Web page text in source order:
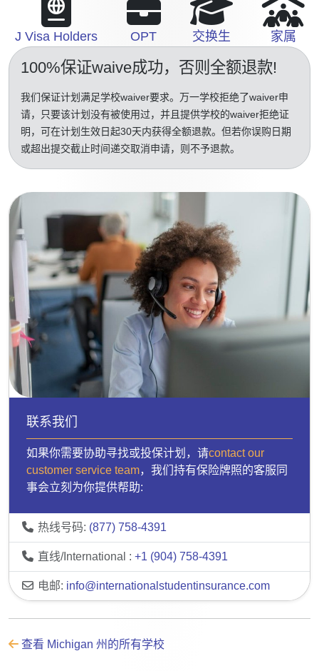
J Visa Holders OPT 交换生 家属
100%保证waive成功，否则全额退款!
我们保证计划满足学校waiver要求。万一学校拒绝了waiver申
请，只要该计划没有被使用过，并且提供学校的waiver拒绝证
明，可在计划生效日起30天内获得全额退款。但若你误购日期
或超出提交截止时间递交取消申请，则不予退款。
联系我们
如果你需要协助寻找或投保计划，请contact our
customer service team，我们持有保险牌照的客服同
事会立刻为你提供帮助:
热线号码: (877) 758-4391
直线/International : +1 (904) 758-4391
电邮: info@internationalstudentinsurance.com
查看 Michigan 州的所有学校